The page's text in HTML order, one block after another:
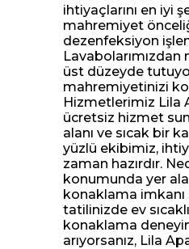
ihtiyaçlarını en iyi
mahremiyet
dezenfeksiyon
üst düzeyde
mahremiyetinizi
Hizmetlerimiz Lila
ücretsiz hizmet
alanı ve sıcak bir
yüzlü ekibimiz,
zaman hazırdır.
konumunda yer
konaklama imkanı
tatilinizde ev
konaklama
arıyorsanız, Lila